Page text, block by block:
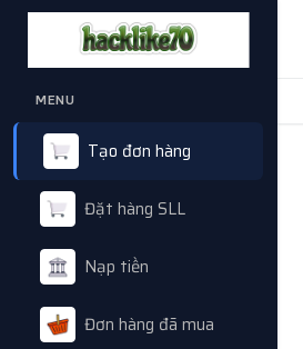
MENU
Tạo đơn hàng
Đặt hàng SLL
Nạp tiền
Đơn hàng đã mua